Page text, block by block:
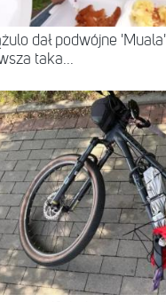
dał podwójne
taka...